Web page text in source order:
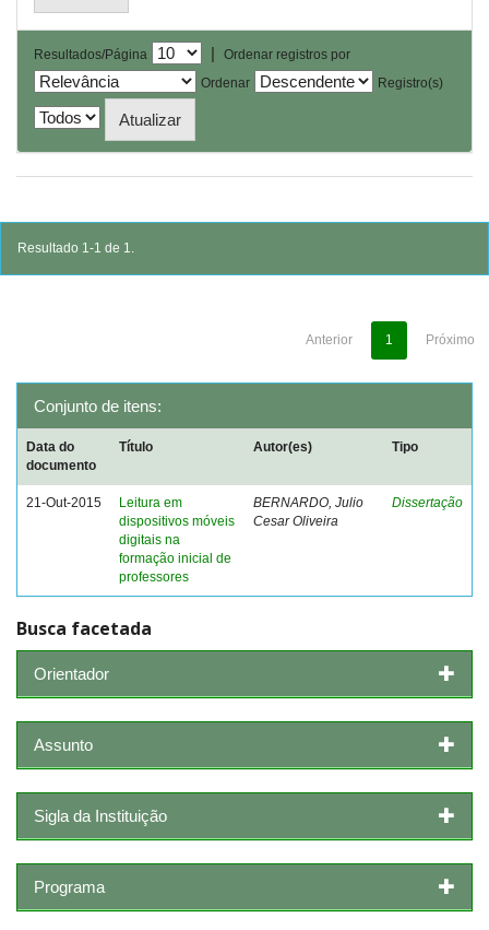
Resultados/Página |
Ordenar registros por
Ordenar
Registro(s)
Resultado 1-1 de 1.
Anterior 1 Próximo
Conjunto de itens:
Data do
documento
Título Autor(es) Tipo
21-Out-2015
Leitura em
dispositivos móveis
digitais na
formação inicial de
professores
BERNARDO, Julio
Cesar Oliveira
Dissertação
Busca facetada
Orientador
Assunto
Sigla da Instituição
Programa